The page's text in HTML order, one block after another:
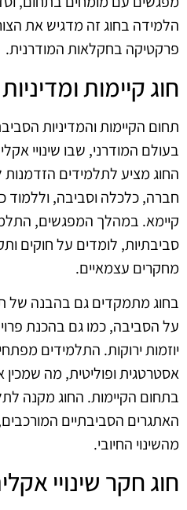
הלמידה בחוג זה מדגיש את
פרקטיקה בחקלאות המודרנית.
חוג קיימות
תחום הקיימות והמדיניות
בעולם המודרני, שבו שינויי
החוג מציע לתלמידים הזדמנות
חברה, כלכלה וסביבה, וללמוד
קיימא. במהלך המפגשים,
סביבתיות, לומדים על חוקים
מחקרים עצמאיים.
בחוג מתמקדים גם בהבנה של
על הסביבה, כמו גם בהכנת
יוזמות ירוקות. התלמידים
אסטרטגית ופוליטית, מה
בתחום הקיימות. החוג מקנה
האתגרים הסביבתיים
מהשינוי החיובי.
חוג חקר שינויי